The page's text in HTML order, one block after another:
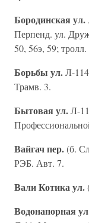
Бородинская ул.
Перпенд. ул.
50, 56э, 59;
Борьбы ул.Л-
Трамв. 3.
Бытовая ул.Л-
Вайгач пер.(б.
РЭБ. Авт. 7.
Вали Котика ул.
Водонапорная